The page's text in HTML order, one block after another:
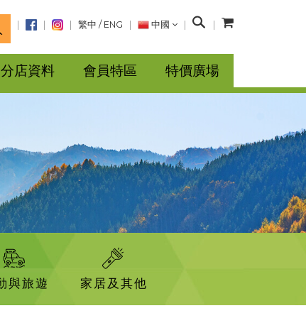
繁中 / ENG 中國
搜
分店資料 會員特區 特價廣場
與旅遊 家居及其他